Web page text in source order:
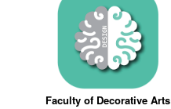
Faculty of Decorative Arts